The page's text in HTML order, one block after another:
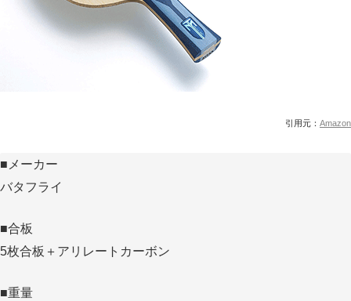
引用元： Amazon
■メーカー
バタフライ
■合板
5枚合板＋アリレートカーボン
■重量